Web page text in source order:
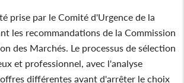
prise par le Comité d'Urgence de la
les recommandations de la Commission
des Marchés. Le processus de sélection
et professionnel, avec l'analyse
différentes avant d'arrêter le choix